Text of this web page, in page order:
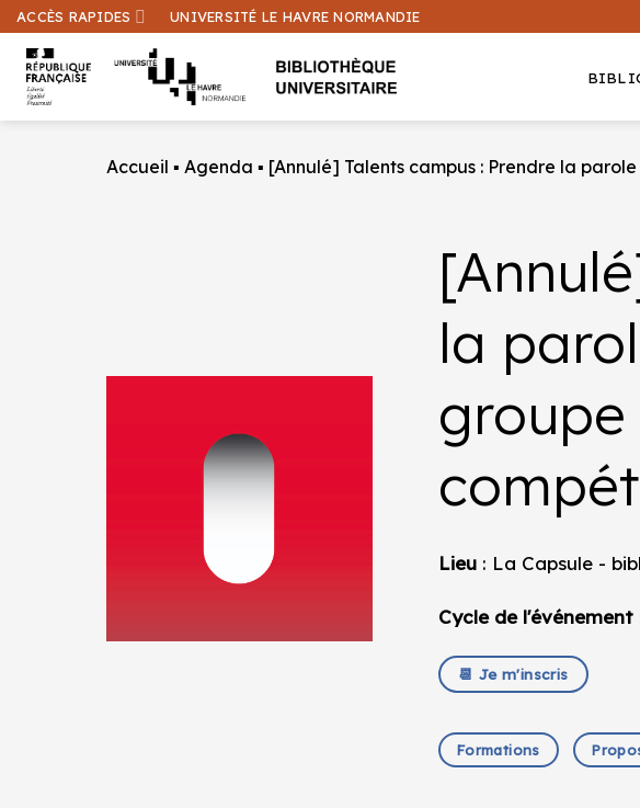
Passer
au
contenu
ACCÈS RAPIDES UNIVERSITÉ LE HAVRE NORMANDIE
Accueil ▪Agenda ▪ [Annulé] Talents campus : Prendre la
la
Lieu: La Capsule -
Cycle de l'événement
📆 Je m'inscris
Formations